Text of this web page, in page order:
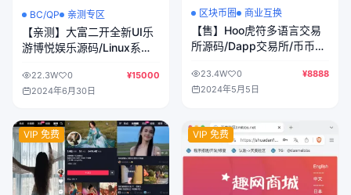
BC/QP 亲测专区
【亲测】大富二开全新UI乐
游博悦娱乐源码/Linux系统
后端重构/完整运营修复版本
22.3W 0
¥15000
2024年6月30日
区块币圈 商业互换
【售】Hoo虎符多语言交易
所源码/Dapp交易所/币币交
+C2C贷款+一键跟单追单
+平仓追反单/前端uniapp纯
23.4W 0
¥8888
2024年5月5日
VIP 免费 VIP 免费